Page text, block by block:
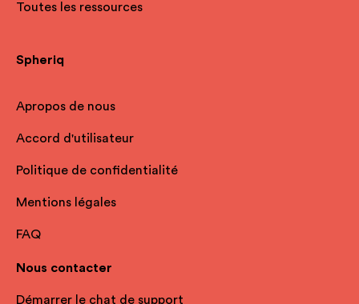
Toutes les ressources
Spheriq
Apropos de nous
Accord d'utilisateur
Politique de confidentialité
Mentions légales
FAQ
Nous contacter
Démarrer le chat de support